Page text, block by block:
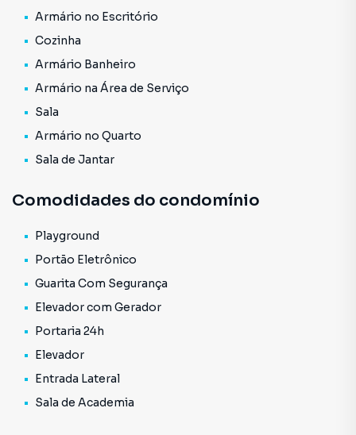
combinando vida cultural intensa, gastronomia renomada
ciclovias e principais avenidas, morar aqui é ter qualidade
de vida e praticidade no dia a dia.
pessoalmente este excelente imóvel!
Armário no Escritório
Cozinha
Armário Banheiro
Armário na Área de Serviço
Sala
Armário no Quarto
Sala de Jantar
Comodidades do condomínio
Playground
Portão Eletrônico
Guarita Com Segurança
Elevador com Gerador
Portaria 24h
Elevador
Entrada Lateral
Sala de Academia